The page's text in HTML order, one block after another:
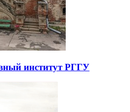
институт РГГУ